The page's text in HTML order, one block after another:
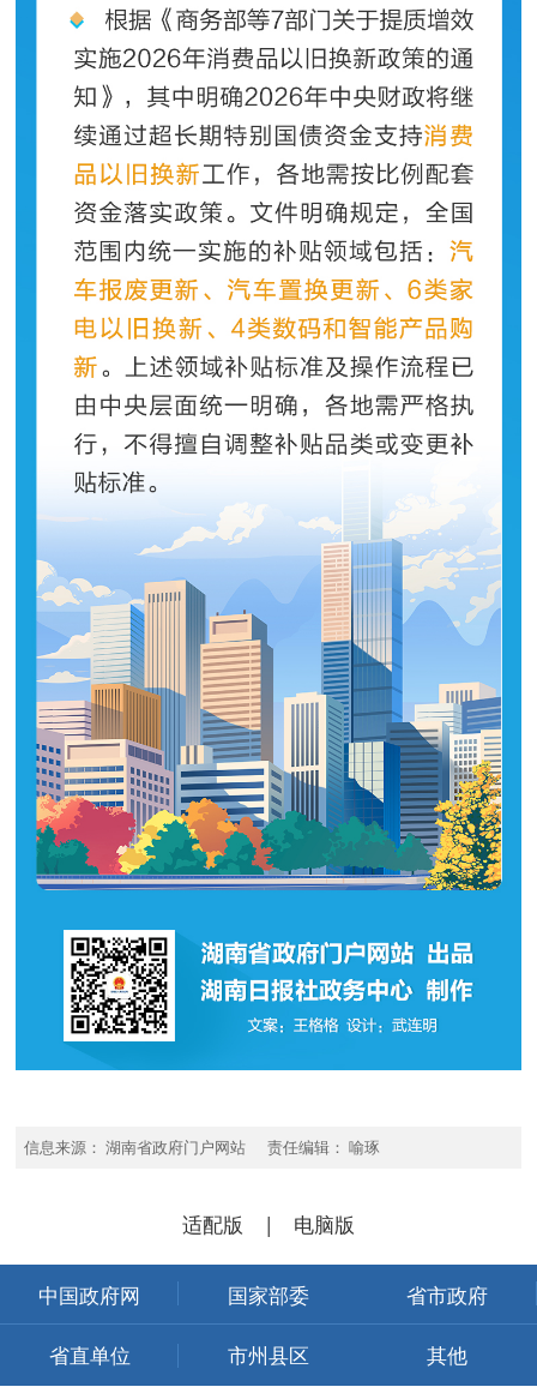
信息来源： 湖南省政府门户网站 责任编辑： 喻琢
适配版 | 电脑版
中国政府网 国家部委 省市政府
省直单位 市州县区 其他